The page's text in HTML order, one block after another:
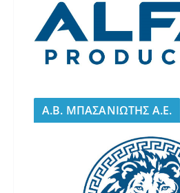
A.B. ΜΠΑΣΑΝΙΩΤΗΣ Α.Ε.